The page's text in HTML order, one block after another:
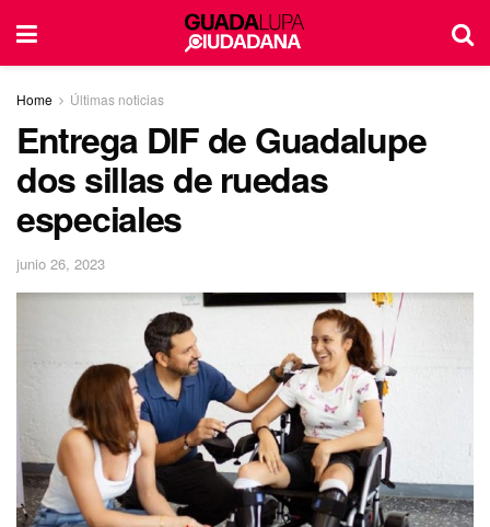
Home Últimas noticias
Entrega DIF de Guadalupe
dos sillas de ruedas
especiales
junio 26, 2023